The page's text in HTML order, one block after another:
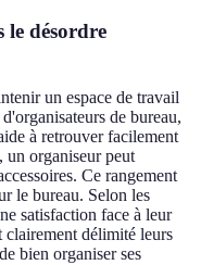
le désordre
un espace de travail
de bureau,
à retrouver facilement
un organiseur peut
Ce rangement
le bureau. Selon les
satisfaction face à leur
délimité leurs
bien organiser ses